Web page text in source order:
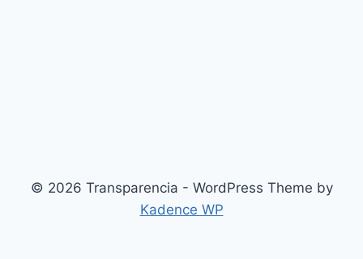
© 2026 Transparencia - WordPress Theme by
Kadence WP